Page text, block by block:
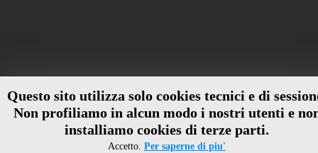
Questo sito utilizza solo cookies tecnici e di
Non profiliamo in alcun modo i nostri utenti e
installiamo cookies di terze parti.
Accetto. Per saperne di piu'